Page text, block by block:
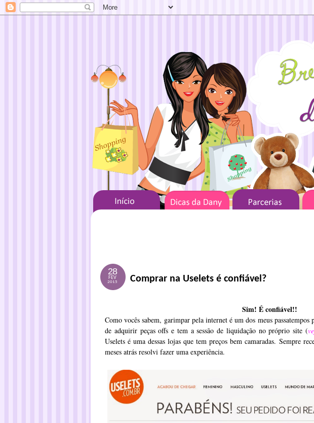
28
FEV
2015 Comprar na Uselets é confiável?
Sim! É confiável!!
Como vocês sabem, garimpar pela internet é um dos meus
de adquirir peças offs e tem a sessão de liquidação no próprio site (
Uselets é uma dessas lojas que tem preços bem camaradas. Sempre
meses atrás resolvi fazer uma experiência.